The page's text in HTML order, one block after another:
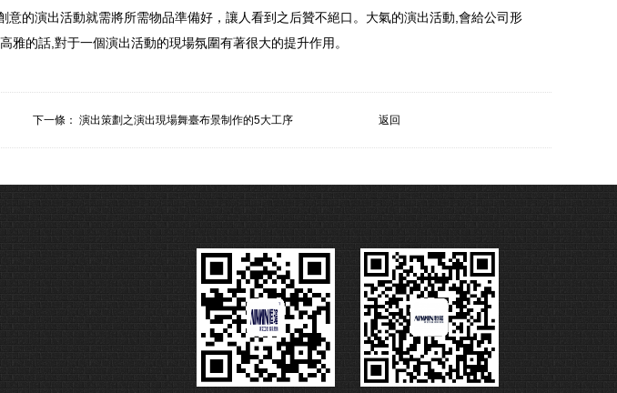
意的演出活動就需將所需物品準備好，讓人看到之后贊不絕口。大氣的演出活動,會給公司形
雅的話,對于一個演出活動的現場氛圍有著很大的提升作用。
下一條： 演出策劃之演出現場舞臺布景制作的5大工序 返回